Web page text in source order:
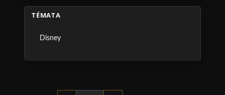
TÉMATA
Disney